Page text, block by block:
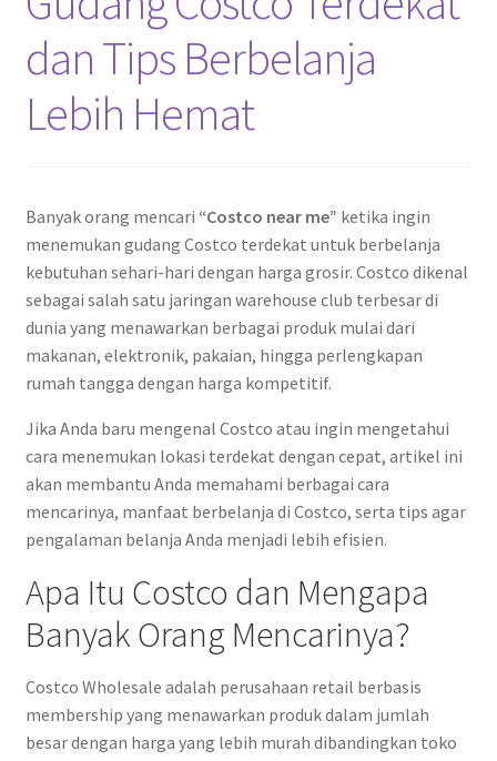
dan Tips Berbelanja
Lebih Hemat
Banyak orang mencari “Costco near me” ketika ingin
menemukan gudang Costco terdekat untuk berbelanja
kebutuhan sehari-hari dengan harga grosir. Costco dikenal
sebagai salah satu jaringan warehouse club terbesar di
dunia yang menawarkan berbagai produk mulai dari
makanan, elektronik, pakaian, hingga perlengkapan
rumah tangga dengan harga kompetitif.
Jika Anda baru mengenal Costco atau ingin mengetahui
cara menemukan lokasi terdekat dengan cepat, artikel ini
akan membantu Anda memahami berbagai cara
mencarinya, manfaat berbelanja di Costco, serta tips agar
pengalaman belanja Anda menjadi lebih efisien.
Apa Itu Costco dan Mengapa
Banyak Orang Mencarinya?
Costco Wholesale adalah perusahaan retail berbasis
membership yang menawarkan produk dalam jumlah
besar dengan harga yang lebih murah dibandingkan toko